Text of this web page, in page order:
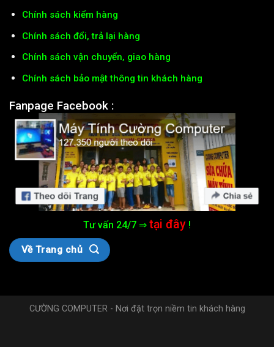
Chính sách kiểm hàng
Chính sách đổi, trả lại hàng
Chính sách vận chuyển, giao hàng
Chính sách bảo mật thông tin khách hàng
Fanpage Facebook :
Tư vấn 24/7 ⇒ tại đây !
Về Trang chủ
CƯỜNG COMPUTER - Nơi đặt trọn niềm tin khách hàng